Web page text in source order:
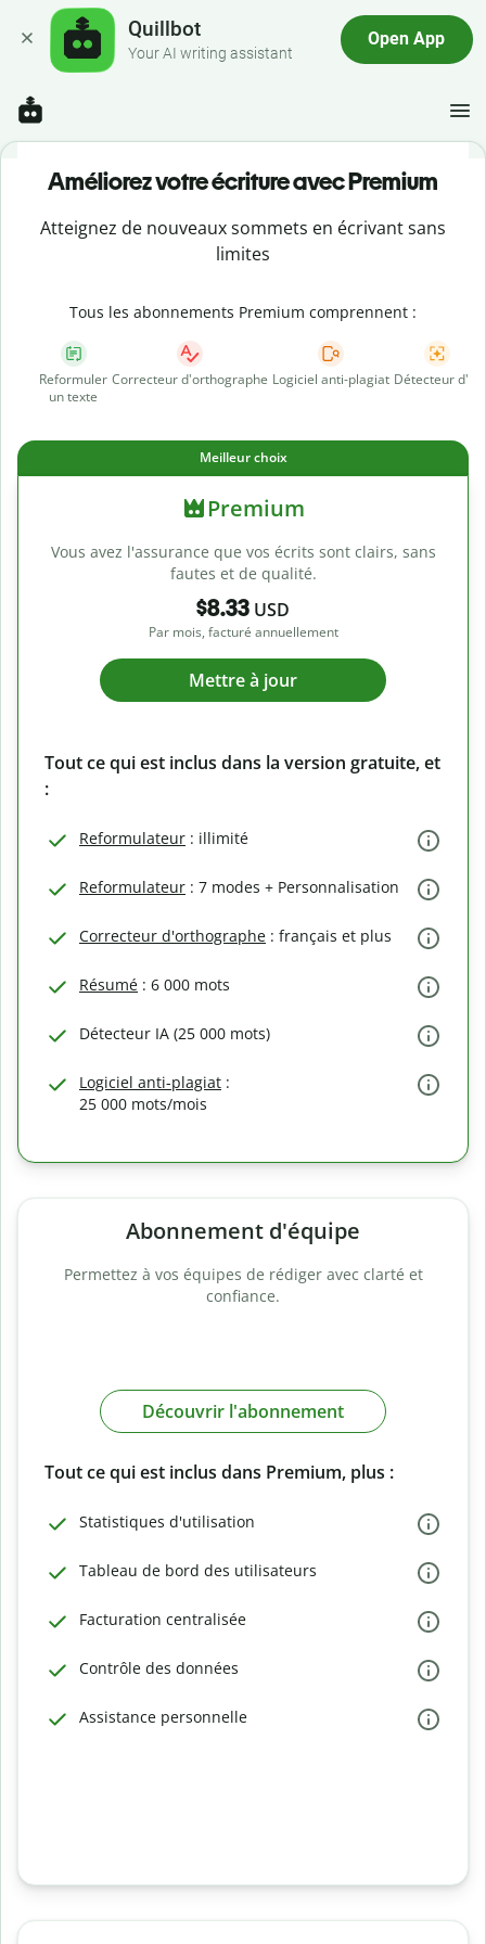
Quillbot
Your AI writing assistant
Open App
Améliorez votre écriture avec Premium
Atteignez de nouveaux sommets en écrivant sans
limites
Tous les abonnements Premium comprennent :
Reformuler
un texte
Correcteur d'orthographe Logiciel anti-plagiat Détecteur d'IA
Meilleur choix
Premium
Vous avez l'assurance que vos écrits sont clairs, sans
fautes et de qualité.
$8.33 USD
Par mois, facturé annuellement
Mettre à jour
Tout ce qui est inclus dans la version gratuite, et
:
Reformulateur : illimité
Reformulateur : 7 modes + Personnalisation
Correcteur d'orthographe : français et plus
Résumé : 6 000 mots
Détecteur IA (25 000 mots)
Logiciel anti-plagiat :
25 000 mots/mois
Abonnement d'équipe
Permettez à vos équipes de rédiger avec clarté et
confiance.
Découvrir l'abonnement
Tout ce qui est inclus dans Premium, plus :
Statistiques d'utilisation
Tableau de bord des utilisateurs
Facturation centralisée
Contrôle des données
Assistance personnelle